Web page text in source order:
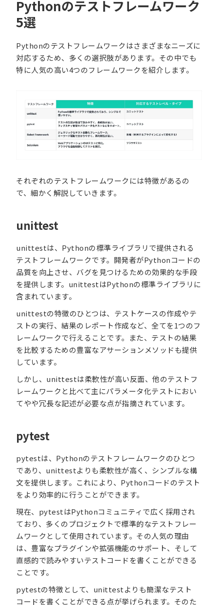
Pythonのテストフレームワーク
5選
Pythonのテストフレームワークはさまざまなニーズに
対応するため、多くの選択肢があります。その中でも
特に人気の高い4つのフレームワークを紹介します。
それぞれのテストフレームワークには特徴があるの
で、細かく解説していきます。
unittest
unittestは、Pythonの標準ライブラリで提供される
テストフレームワークです。開発者がPythonコードの
品質を向上させ、バグを見つけるための効果的な手段
を提供します。unittestはPythonの標準ライブラリに
含まれています。
unittestの特徴のひとつは、テストケースの作成やテ
ストの実行、結果のレポート作成など、全てを1つのフ
レームワークで行えることです。また、テストの結果
を比較するための豊富なアサーションメソッドも提供
しています。
しかし、unittestは柔軟性が高い反面、他のテストフ
レームワークと比べて主にパラメータ化テストにおい
てやや冗長な記述が必要な点が指摘されています。
pytest
pytestは、Pythonのテストフレームワークのひとつ
であり、unittestよりも柔軟性が高く、シンプルな構
文を提供します。これにより、Pythonコードのテスト
をより効率的に行うことができます。
現在、pytestはPythonコミュニティで広く採用され
ており、多くのプロジェクトで標準的なテストフレー
ムワークとして使用されています。その人気の理由
は、豊富なプラグインや拡張機能のサポート、そして
直感的で読みやすいテストコードを書くことができる
ことです。
pytestの特徴として、unittestよりも簡潔なテスト
コードを書くことができる点が挙げられます。そのた